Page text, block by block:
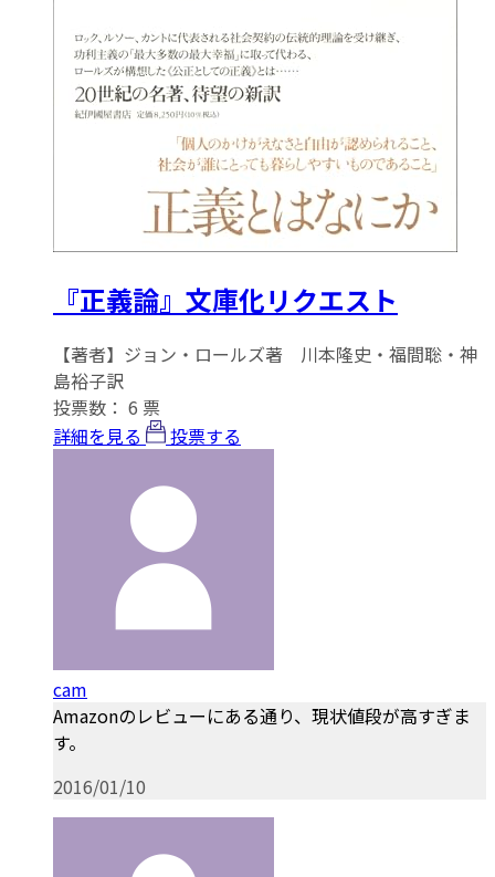
『正義論』文庫化リクエスト
【著者】ジョン・ロールズ著 川本隆史・福間聡・神
島裕子訳
投票数： 6 票
詳細を見る
投票する
cam
Amazonのレビューにある通り、現状値段が高すぎま
す。
2016/01/10